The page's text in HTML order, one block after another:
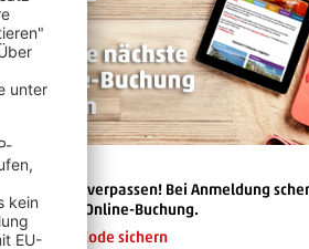
mehr verpassen! Bei Anmeldung
für die Online-Buchung.
Rabatt-Code sichern